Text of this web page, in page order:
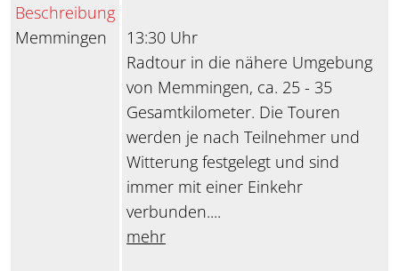
Beschreibung
Memmingen
13:30 Uhr
Radtour in die nähere Umgebung
von Memmingen, ca. 25 - 35
Gesamtkilometer. Die Touren
werden je nach Teilnehmer und
Witterung festgelegt und sind
immer mit einer Einkehr
verbunden....
mehr